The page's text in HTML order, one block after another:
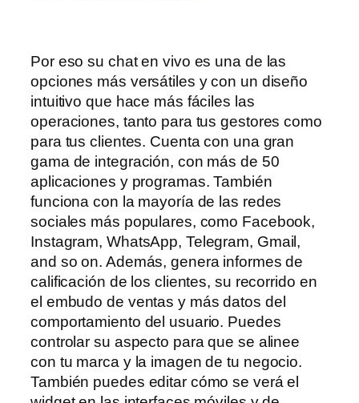
Por eso su chat en vivo es una de las
opciones más versátiles y con un diseño
intuitivo que hace más fáciles las
operaciones, tanto para tus gestores como
para tus clientes. Cuenta con una gran
gama de integración, con más de 50
aplicaciones y programas. También
funciona con la mayoría de las redes
sociales más populares, como Facebook,
Instagram, WhatsApp, Telegram, Gmail,
and so on. Además, genera informes de
calificación de los clientes, su recorrido en
el embudo de ventas y más datos del
comportamiento del usuario. Puedes
controlar su aspecto para que se alinee
con tu marca y la imagen de tu negocio.
También puedes editar cómo se verá el